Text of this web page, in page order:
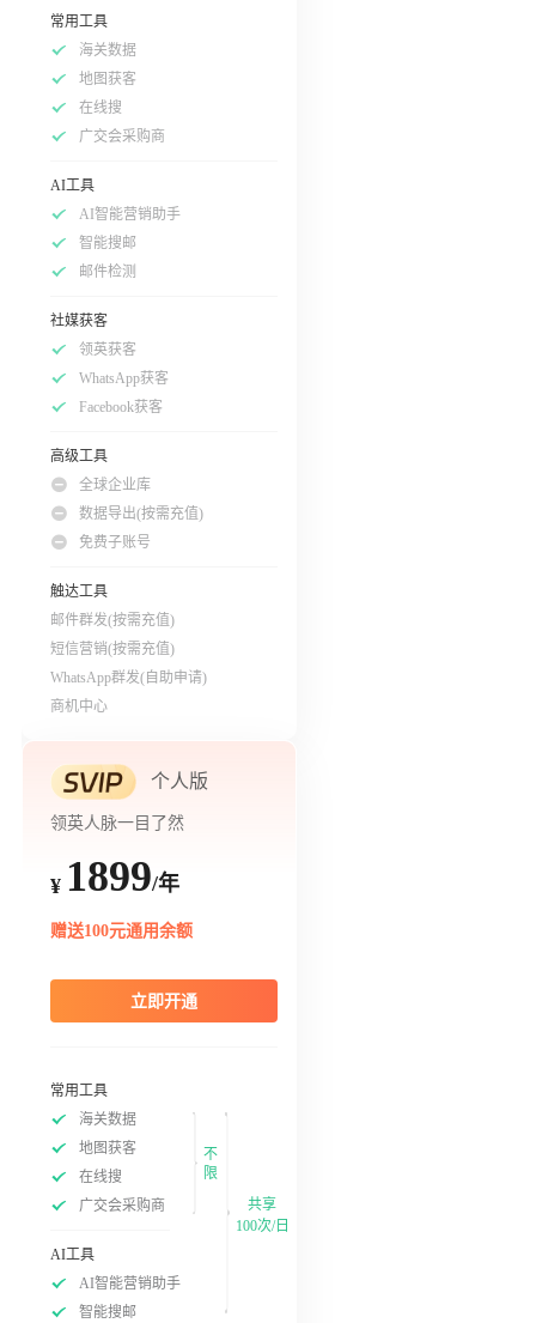
常用工具
海关数据
地图获客
在线搜
广交会采购商
AI工具
AI智能营销助手
智能搜邮
邮件检测
社媒获客
领英获客
WhatsApp获客
Facebook获客
高级工具
全球企业库
数据导出(按需充值)
免费子账号
触达工具
邮件群发(按需充值)
短信营销(按需充值)
WhatsApp群发(自助申请)
商机中心
个人版
领英人脉一目了然
¥ 1899/年
赠送100元通用余额
立即开通
常用工具
海关数据
地图获客
在线搜
广交会采购商
不
限
AI工具
AI智能营销助手
智能搜邮
共享
100次/日